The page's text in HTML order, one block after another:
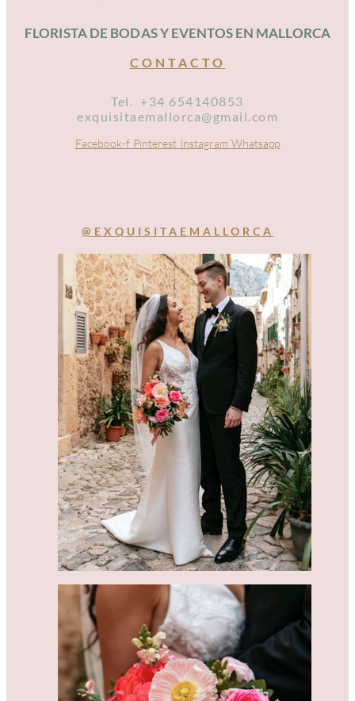
FLORISTA DE BODAS Y EVENTOS EN MALLORCA
CONTACTO
Tel. +34 654140853
exquisitaemallorca@gmail.com
Facebook-f Pinterest Instagram Whatsapp
@EXQUISITAEMALLORCA